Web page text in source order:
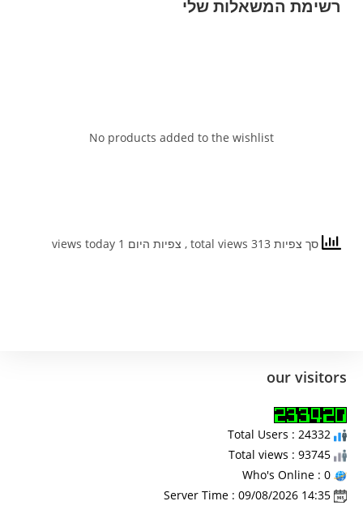
רשימת המשאלות שלי
No products added to the wishlist
סך צפיות 313 total views , צפיות היום 1 views today
our visitors